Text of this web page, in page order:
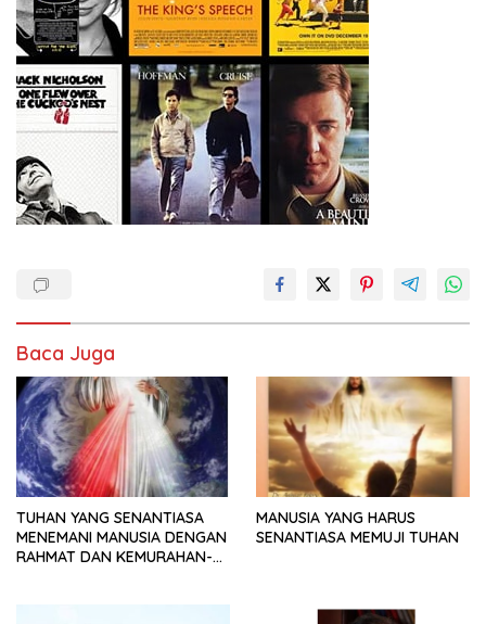
Baca Juga
TUHAN YANG SENANTIASA
MENEMANI MANUSIA DENGAN
RAHMAT DAN KEMURAHAN-
MANUSIA YANG HARUS
SENANTIASA MEMUJI TUHAN